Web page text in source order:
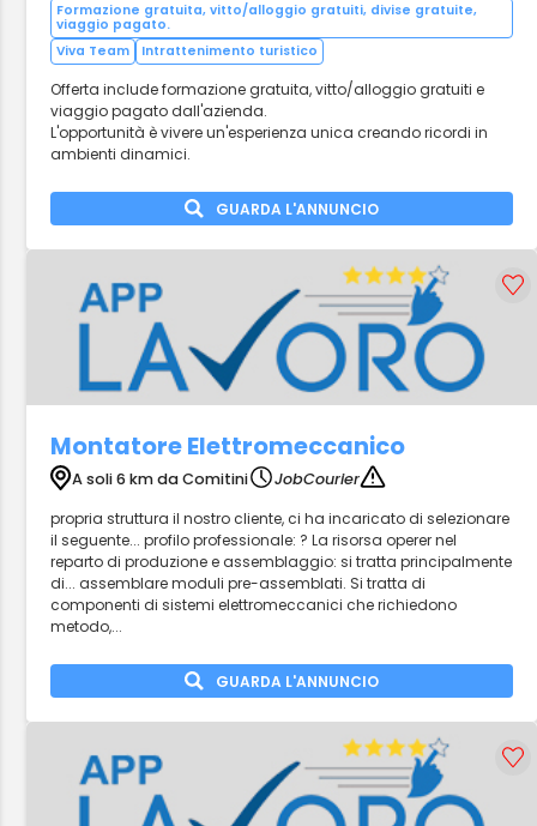
Formazione gratuita, vitto/alloggio gratuiti, divise gratuite,
viaggio pagato.
Viva Team
Intrattenimento turistico
Offerta include formazione gratuita, vitto/alloggio gratuiti e
viaggio pagato dall'azienda.
L'opportunità è vivere un'esperienza unica creando ricordi in
ambienti dinamici.
GUARDA L'ANNUNCIO
Montatore Elettromeccanico
A soli 6 km da Comitini
JobCourier
propria struttura il nostro cliente, ci ha incaricato di selezionare
il seguente... profilo professionale: ? La risorsa operer nel
reparto di produzione e assemblaggio: si tratta principalmente
di... assemblare moduli pre-assemblati. Si tratta di
componenti di sistemi elettromeccanici che richiedono
metodo,...
GUARDA L'ANNUNCIO